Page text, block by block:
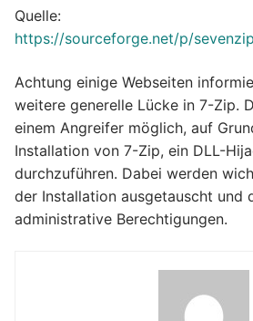
Quelle:
https://sourceforge.net/p/
Achtung einige Webseiten
weitere generelle Lücke in 7-Zip.
einem Angreifer möglich, auf
Installation von 7-Zip, ein DLL-
durchzuführen. Dabei werden
der Installation ausgetauscht und
administrative Berechtigungen.